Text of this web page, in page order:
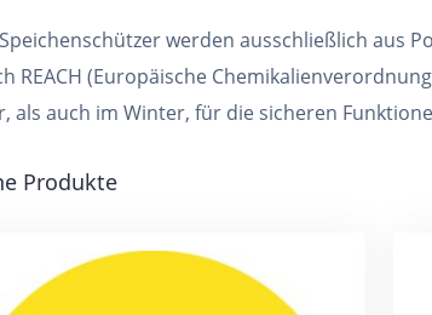
werden ausschließlich aus
REACH (Europäische
als auch im Winter, für die sicheren
Produkte